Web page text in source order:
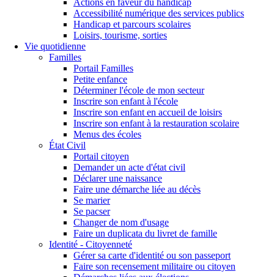
Actions en faveur du handicap
Accessibilité numérique des services publics
Handicap et parcours scolaires
Loisirs, tourisme, sorties
Vie quotidienne
Familles
Portail Familles
Petite enfance
Déterminer l'école de mon secteur
Inscrire son enfant à l'école
Inscrire son enfant en accueil de loisirs
Inscrire son enfant à la restauration scolaire
Menus des écoles
État Civil
Portail citoyen
Demander un acte d'état civil
Déclarer une naissance
Faire une démarche liée au décès
Se marier
Se pacser
Changer de nom d'usage
Faire un duplicata du livret de famille
Identité - Citoyenneté
Gérer sa carte d'identité ou son passeport
Faire son recensement militaire ou citoyen